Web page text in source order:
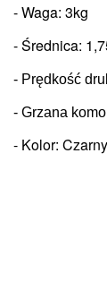
- Waga: 3kg
- Średnica:
- Prędkość
- Grzana
- Kolor: